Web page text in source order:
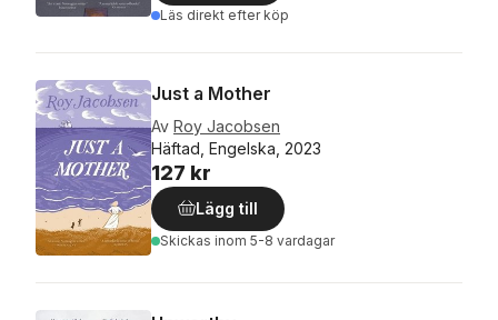
Läs direkt efter köp
Just a Mother
Av Roy Jacobsen
Häftad, Engelska, 2023
127 kr
Lägg till
Skickas inom 5-8 vardagar